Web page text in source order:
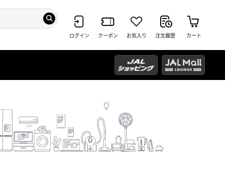
ログイン クーポン お気入り 注文履歴 カート